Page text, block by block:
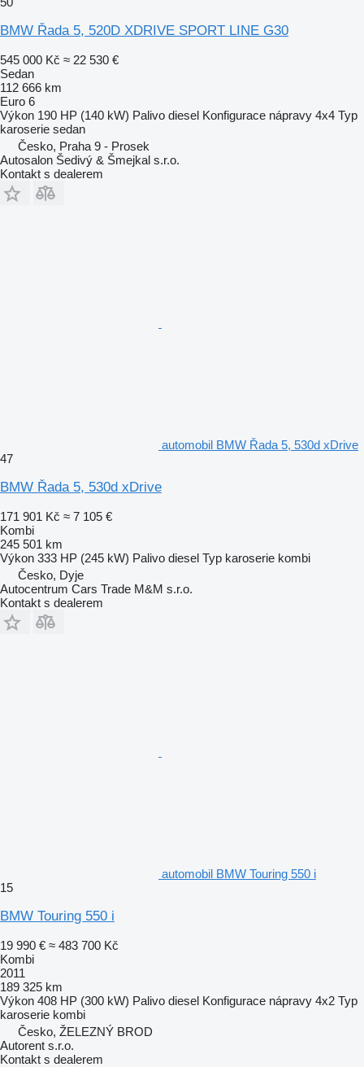
BMW Řada 5, 520D XDRIVE SPORT LINE G30
545 000 Kč ≈ 22 530 €
Sedan
112 666 km
Euro 6
Výkon 190 HP (140 kW) Palivo diesel Konfigurace nápravy 4x4 Typ
karoserie sedan
Česko, Praha 9 - Prosek
Autosalon Šedivý & Šmejkal s.r.o.
Kontakt s dealerem
automobil BMW Řada 5, 530d xDrive
47
BMW Řada 5, 530d xDrive
171 901 Kč ≈ 7 105 €
Kombi
245 501 km
Výkon 333 HP (245 kW) Palivo diesel Typ karoserie kombi
Česko, Dyje
Autocentrum Cars Trade M&M s.r.o.
Kontakt s dealerem
automobil BMW Touring 550 i
15
BMW Touring 550 i
19 990 € ≈ 483 700 Kč
Kombi
2011
189 325 km
Výkon 408 HP (300 kW) Palivo diesel Konfigurace nápravy 4x2 Typ
karoserie kombi
Česko, ŽELEZNÝ BROD
Autorent s.r.o.
Kontakt s dealerem